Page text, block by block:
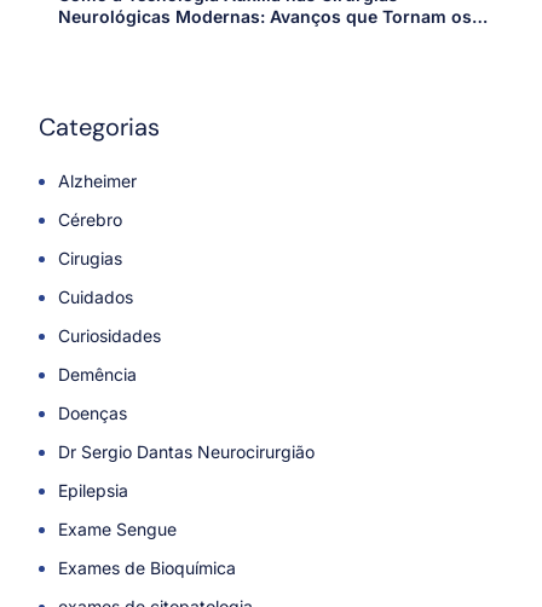
Neurológicas Modernas: Avanços que Tornam os
Categorias
Alzheimer
Cérebro
Cirugias
Cuidados
Curiosidades
Demência
Doenças
Dr Sergio Dantas Neurocirurgião
Epilepsia
Exame Sengue
Exames de Bioquímica